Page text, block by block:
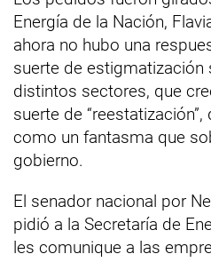
Energía de la Nación,
ahora no hubo una
suerte de estigmatización
distintos sectores, que
suerte de
como un fantasma que
gobierno.
El senador nacional por
pidió a la Secretaría de
les comunique a las